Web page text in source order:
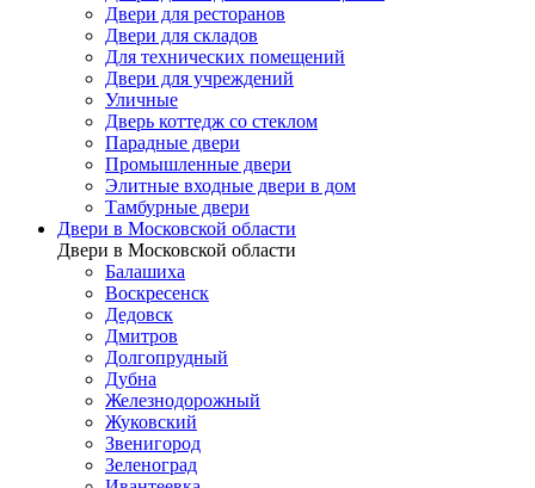
Двери для ресторанов
Двери для складов
Для технических помещений
Двери для учреждений
Уличные
Дверь коттедж со стеклом
Парадные двери
Промышленные двери
Элитные входные двери в дом
Тамбурные двери
Двери в Московской области
Двери в Московской области
Балашиха
Воскресенск
Дедовск
Дмитров
Долгопрудный
Дубна
Железнодорожный
Жуковский
Звенигород
Зеленоград